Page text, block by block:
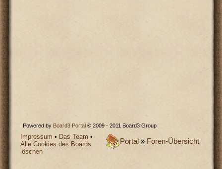
Powered by Board3 Portal © 2009 - 2011 Board3 Group
Portal » Foren-Übersicht
Impressum • Das Team •
Alle Cookies des Boards
löschen